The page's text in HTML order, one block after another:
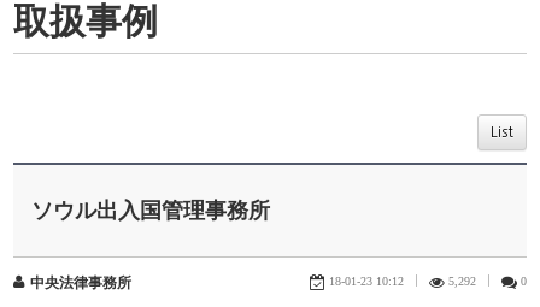
取扱事例
List
ソウル出入国管理事務所
中央法律事務所 18-01-23 10:12 5,292 0